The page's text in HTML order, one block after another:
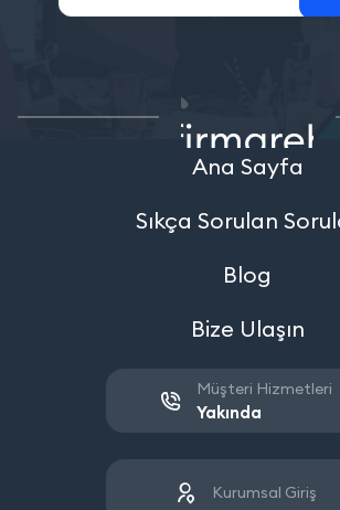
Ana Sayfa
Sıkça Sorulan
Blog
Bize Ulaşın
Müşteri Hizmetleri
Yakında
Kurumsal Giriş